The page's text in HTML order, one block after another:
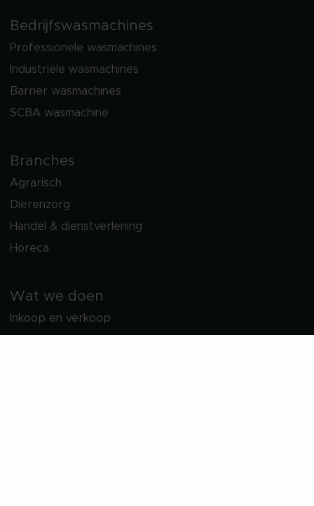
Bedrijfswasmachines
Professionele wasmachines
Industriële wasmachines
Barrier wasmachines
SCBA wasmachine
Branches
Agrarisch
Dierenzorg
Handel & dienstverlening
Horeca
Wat we doen
Inkoop en verkoop